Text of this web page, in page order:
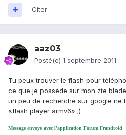
Citer
aaz03
Posté(e) 1 septembre 2011
Tu peux trouver le flash pour
ce que je possède sur mon zte
un peu de recherche sur google ne
«flash player armv6» ;)
Message envoyé avec l'application Forum Frandroid